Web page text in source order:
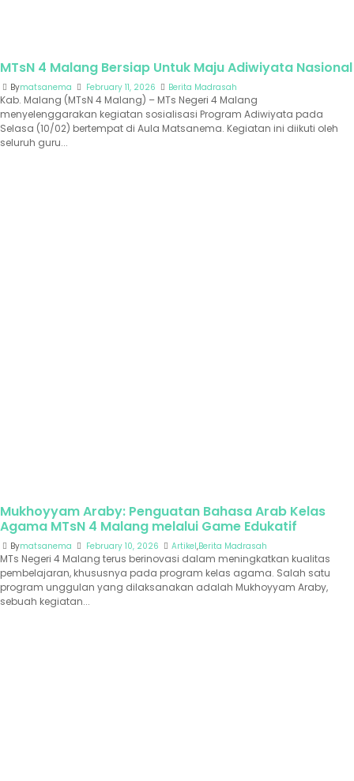
MTsN 4 Malang Bersiap Untuk Maju Adiwiyata Nasional
Bymatsanema February 11, 2026 Berita Madrasah
Kab. Malang (MTsN 4 Malang) – MTs Negeri 4 Malang
menyelenggarakan kegiatan sosialisasi Program Adiwiyata pada
Selasa (10/02) bertempat di Aula Matsanema. Kegiatan ini diikuti oleh
seluruh guru...
Mukhoyyam Araby: Penguatan Bahasa Arab Kelas
Agama MTsN 4 Malang melalui Game Edukatif
Bymatsanema February 10, 2026 Artikel,Berita Madrasah
MTs Negeri 4 Malang terus berinovasi dalam meningkatkan kualitas
pembelajaran, khususnya pada program kelas agama. Salah satu
program unggulan yang dilaksanakan adalah Mukhoyyam Araby,
sebuah kegiatan...